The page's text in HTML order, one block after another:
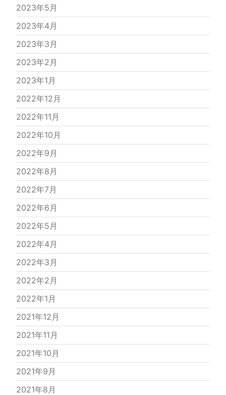
2023年5月
2023年4月
2023年3月
2023年2月
2023年1月
2022年12月
2022年11月
2022年10月
2022年9月
2022年8月
2022年7月
2022年6月
2022年5月
2022年4月
2022年3月
2022年2月
2022年1月
2021年12月
2021年11月
2021年10月
2021年9月
2021年8月